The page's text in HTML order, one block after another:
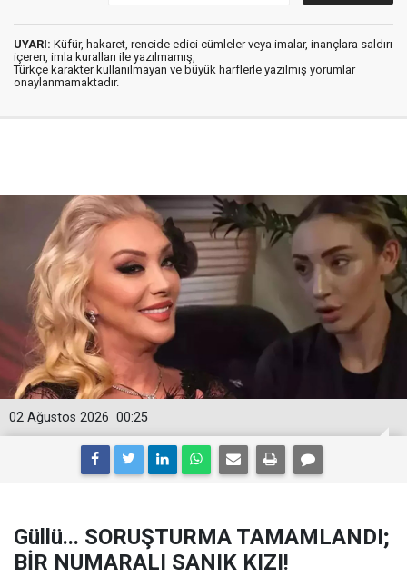
UYARI: Küfür, hakaret, rencide edici cümleler veya imalar, inançlara saldırı
içeren, imla kuralları ile yazılmamış,
Türkçe karakter kullanılmayan ve büyük harflerle yazılmış yorumlar
onaylanmamaktadır.
00:25
02 Ağustos 2026
Güllü... SORUŞTURMA TAMAMLANDI;
BİR NUMARALI SANIK KIZI!